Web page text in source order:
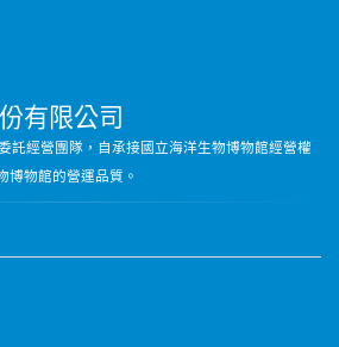
有限公司
託經營團隊，自承接國立海洋生物博物館經營權
博物館的營運品質。